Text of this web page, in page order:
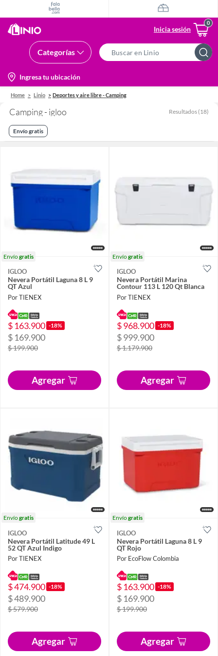
Inicia sesión
Categorías
Bar
location-
icon
Ingresa tu ubicación
Home Linio Deportes y aire libre - Camping
Camping - igloo Resultados (18)
Envío gratis
Envíogratis
IGLOO
Nevera Portátil Laguna 8 L 9
QT Azul
Por TIENEX
$ 163.900 -18%
$ 169.900
$ 199.900
Agregar
Envíogratis
IGLOO
Nevera Portátil Marina
Contour 113 L 120 Qt Blanca
Por TIENEX
$ 968.900 -18%
$ 999.900
$ 1.179.900
Agregar
Envíogratis
IGLOO
Nevera Portátil Latitude 49 L
52 QT Azul Indigo
Por TIENEX
$ 474.900 -18%
$ 489.900
$ 579.900
Agregar
Envíogratis
IGLOO
Nevera Portátil Laguna 8 L 9
QT Rojo
Por EcoFlow Colombia
$ 163.900 -18%
$ 169.900
$ 199.900
Agregar